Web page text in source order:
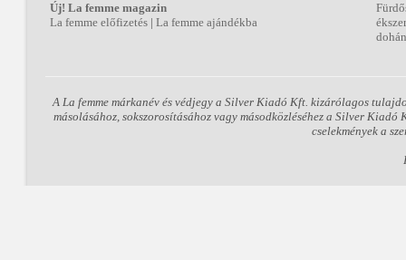
Új! La femme magazin
La femme előfizetés | La femme ajándékba
A La femme márkanév és védjegy a Silver Kiadó Kft. kizárólagos
másolásához, sokszorosításához vagy másodközléséhez a Silver
cselekmények a